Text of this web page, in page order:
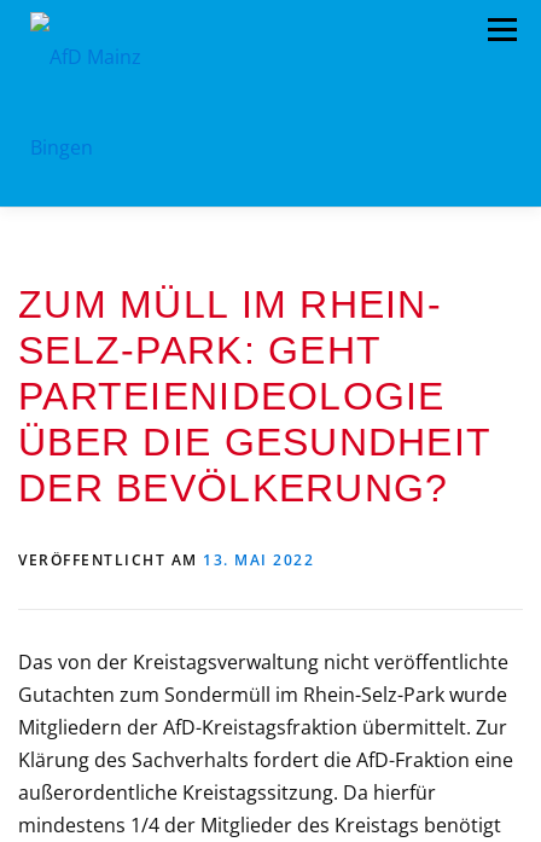
Zum
Menü
PROGRAMM ORGANIGRAMM SPENDEN
KONTAKT DATENSCHUTZ
ZUM MÜLL IM RHEIN-
SELZ-PARK: GEHT
PARTEIENIDEOLOGIE
ÜBER DIE GESUNDHEIT
DER BEVÖLKERUNG?
VERÖFFENTLICHT AM 13. MAI 2022
Das von der Kreistagsverwaltung nicht veröffentlichte
Gutachten zum Sondermüll im Rhein-Selz-Park wurde
Mitgliedern der AfD-Kreistagsfraktion übermittelt. Zur
Klärung des Sachverhalts fordert die AfD-Fraktion eine
außerordentliche Kreistagssitzung. Da hierfür
mindestens 1/4 der Mitglieder des Kreistags benötigt